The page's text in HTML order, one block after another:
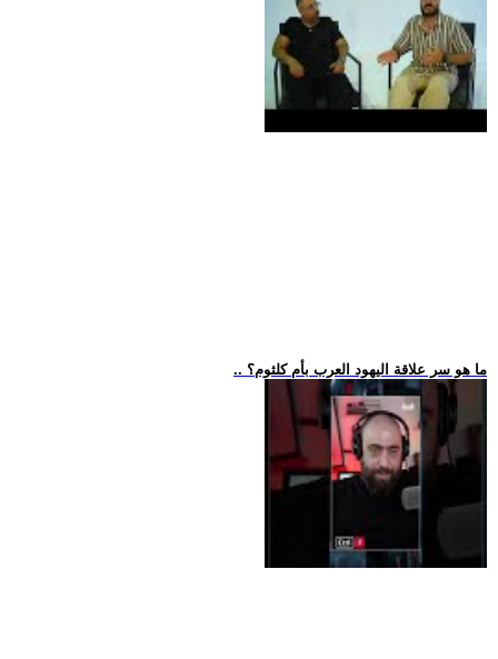
.. ما هو سر علاقة اليهود العرب بأم كلثوم؟